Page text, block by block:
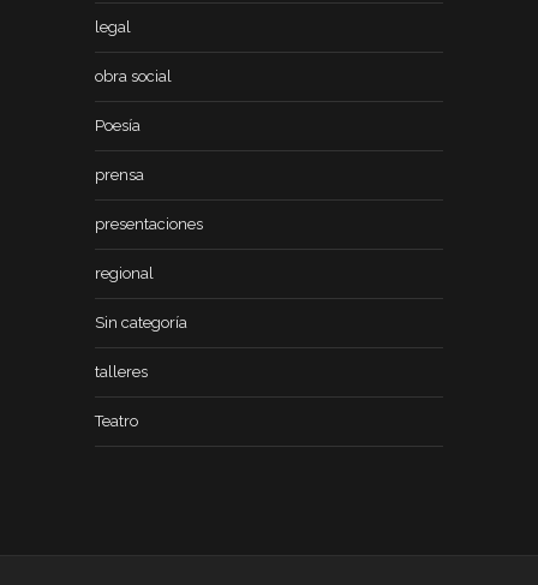
legal
obra social
Poesía
prensa
presentaciones
regional
Sin categoría
talleres
Teatro